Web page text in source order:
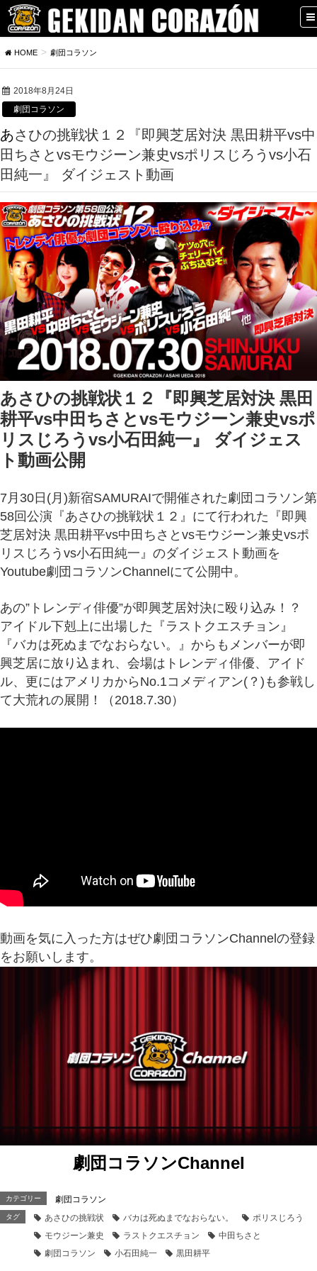
HOME 劇団コラソン
2018年8月24日
劇団コラソン
あさひの挑戦状１２『即興芝居対決 黒田耕平vs中
田ちさとvsモウジーン兼史vsポリスじろうvs小石
田純一』 ダイジェスト動画
あさひの挑戦状１２『即興芝居対決 黒田
耕平vs中田ちさとvsモウジーン兼史vsポ
リスじろうvs小石田純一』 ダイジェス
ト動画公開
7月30日(月)新宿SAMURAIで開催された劇団コラソン第
58回公演『あさひの挑戦状１２』にて行われた『即興
芝居対決 黒田耕平vs中田ちさとvsモウジーン兼史vsポ
リスじろうvs小石田純一』のダイジェスト動画を
Youtube劇団コラソンChannelにて公開中。
あの”トレンディ俳優”が即興芝居対決に殴り込み！？
アイドル下剋上に出場した『ラストクエスチョン』
『バカは死ぬまでなおらない。』からもメンバーが即
興芝居に放り込まれ、会場はトレンディ俳優、アイド
ル、更にはアメリカからNo.1コメディアン(？)も参戦し
て大荒れの展開！（2018.7.30）
動画を気に入った方はぜひ劇団コラソンChannelの登録
をお願いします。
劇団コラソンChannel
カテゴリー 劇団コラソン
タグ あさひの挑戦状 バカは死ぬまでなおらない。
ポリスじろう
モウジーン兼史
ラストクエスチョン
中田ちさと
劇団コラソン
小石田純一 黒田耕平